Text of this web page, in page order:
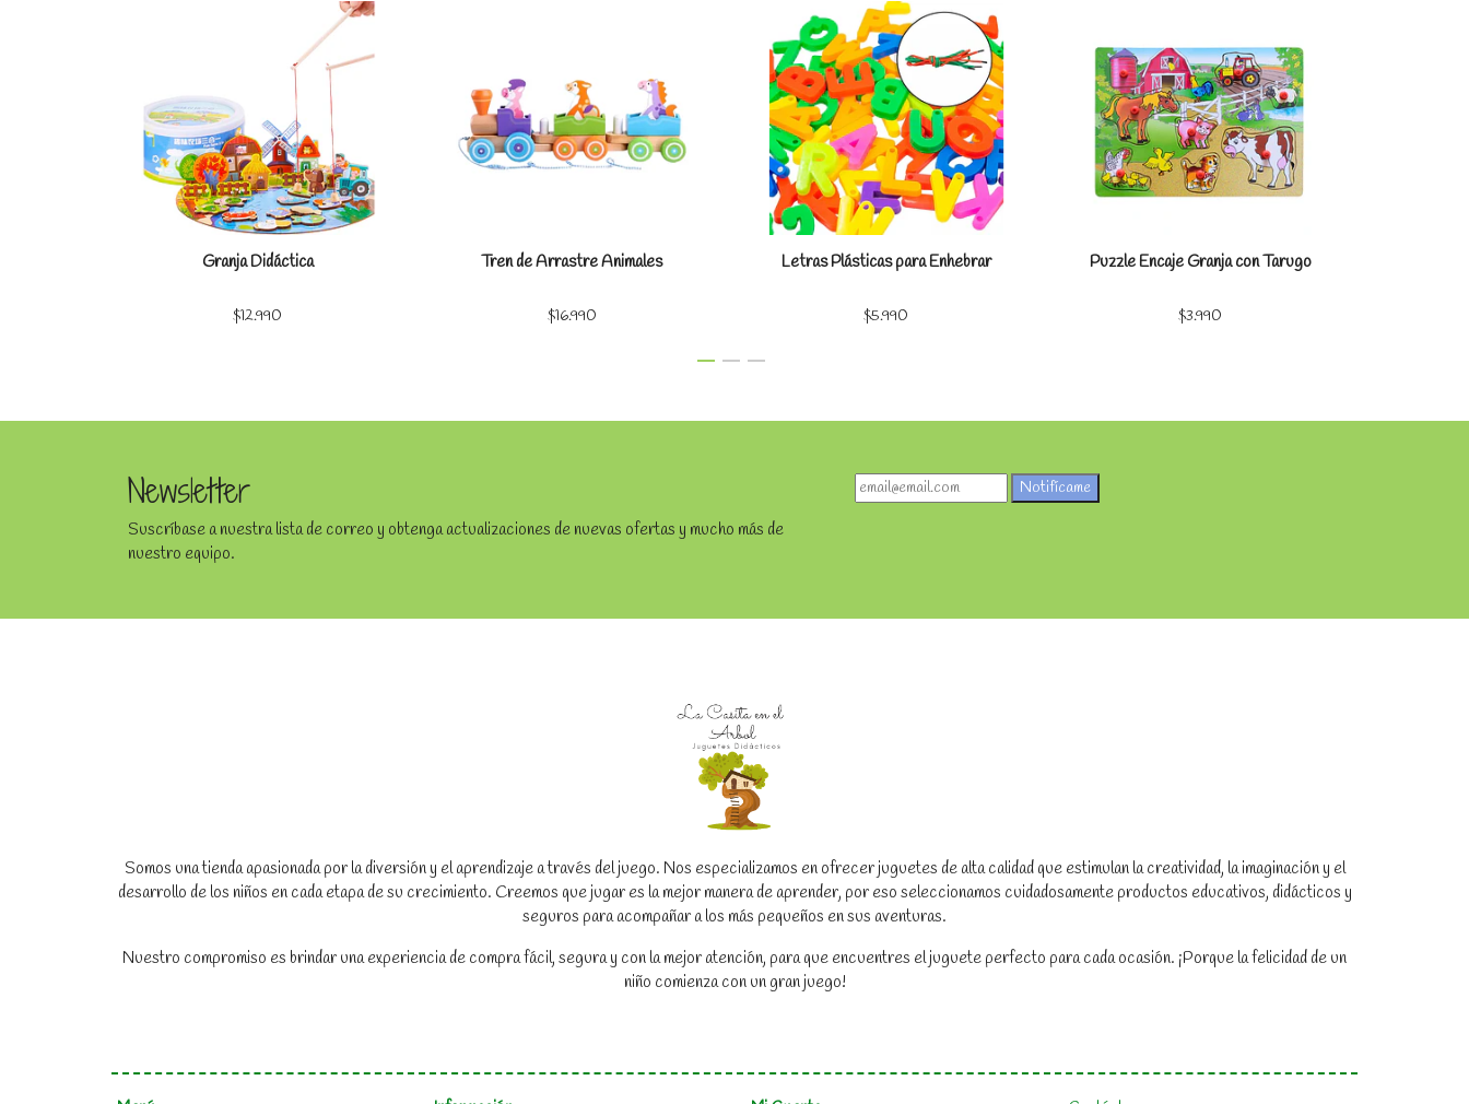
Ver detalles
Granja Didáctica
$12.990
Tren de Arrastre Animales
$16.990
Ver detalles
Letras Plásticas para Enhebrar
$5.990
Ver detalles
Puzzle Encaje Granja con Tarugo
$3.990
Newsletter
Suscríbase a nuestra lista de correo y obtenga actualizaciones de nuevas ofertas y mucho más de
nuestro equipo.
Notifícame
Somos una tienda apasionada por la diversión y el aprendizaje a través del juego. Nos especializamos en ofrecer juguetes de alta calidad que estimulan la creatividad, la imaginación y el
desarrollo de los niños en cada etapa de su crecimiento. Creemos que jugar es la mejor manera de aprender, por eso seleccionamos cuidadosamente productos educativos, didácticos y
seguros para acompañar a los más pequeños en sus aventuras.
Nuestro compromiso es brindar una experiencia de compra fácil, segura y con la mejor atención, para que encuentres el juguete perfecto para cada ocasión. ¡Porque la felicidad de un
niño comienza con un gran juego!